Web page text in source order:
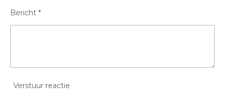
Bericht *
Verstuur reactie